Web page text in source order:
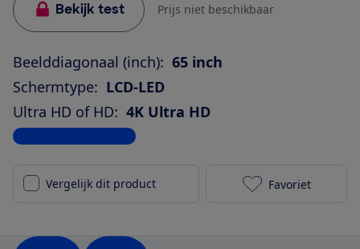
Bekijk test Prijs niet beschikbaar
Beelddiagonaal (inch): 65 inch
Schermtype: LCD-LED
Ultra HD of HD: 4K Ultra HD
Bekijk alle specificaties
Vergelijk dit product Panasonic
Favoriet